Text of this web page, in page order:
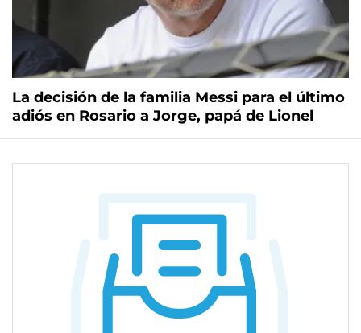
La decisión de la familia Messi para el último
adiós en Rosario a Jorge, papá de Lionel